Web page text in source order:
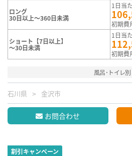
ロング
30日以上～360日未満
1日当
初期費
ショート【7日以上】
～30日未満
1日当
初期費
風呂･トイレ別
石川県 金沢市
お問合わせ
割引キャンペーン